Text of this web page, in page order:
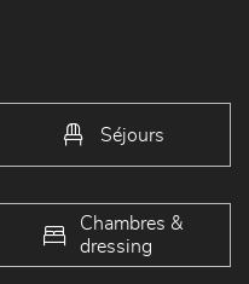
Séjours
Chambres &
dressing